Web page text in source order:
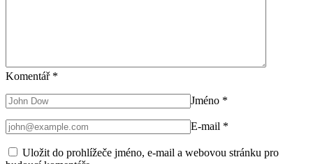
Komentář *
Jméno *
E-mail *
Uložit do prohlížeče jméno, e-mail a webovou stránku pro